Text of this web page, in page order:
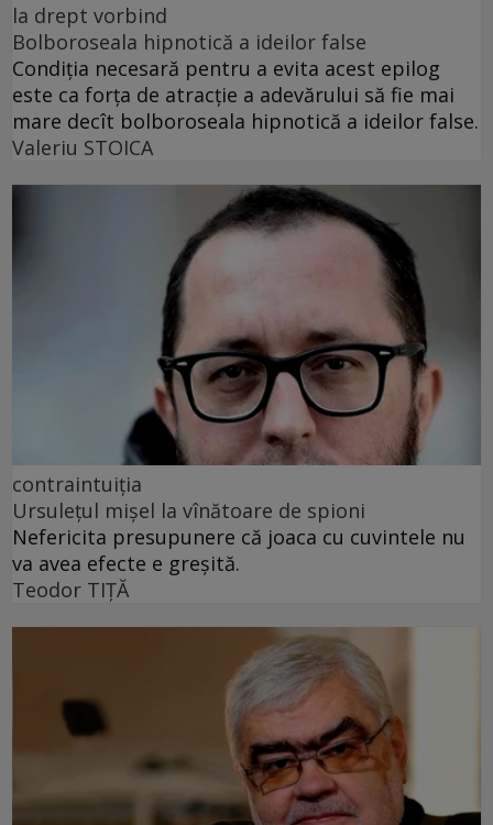
la drept vorbind
Bolboroseala hipnotică a ideilor false
Condiția necesară pentru a evita acest epilog
este ca forța de atracție a adevărului să fie mai
mare decît bolboroseala hipnotică a ideilor false.
Valeriu STOICA
contraintuiția
Ursulețul mișel la vînătoare de spioni
Nefericita presupunere că joaca cu cuvintele nu
va avea efecte e greșită.
Teodor TIŢĂ